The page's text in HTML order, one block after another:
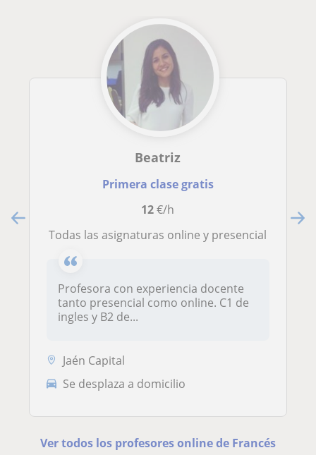
Beatriz
Primera clase gratis
12€/h
Todas las asignaturas online y presencial
Profesora con experiencia docente
tanto presencial como online. C1 de
ingles y B2 de...
Jaén Capital
Se desplaza a domicilio
Ver todos los profesores online de Francés